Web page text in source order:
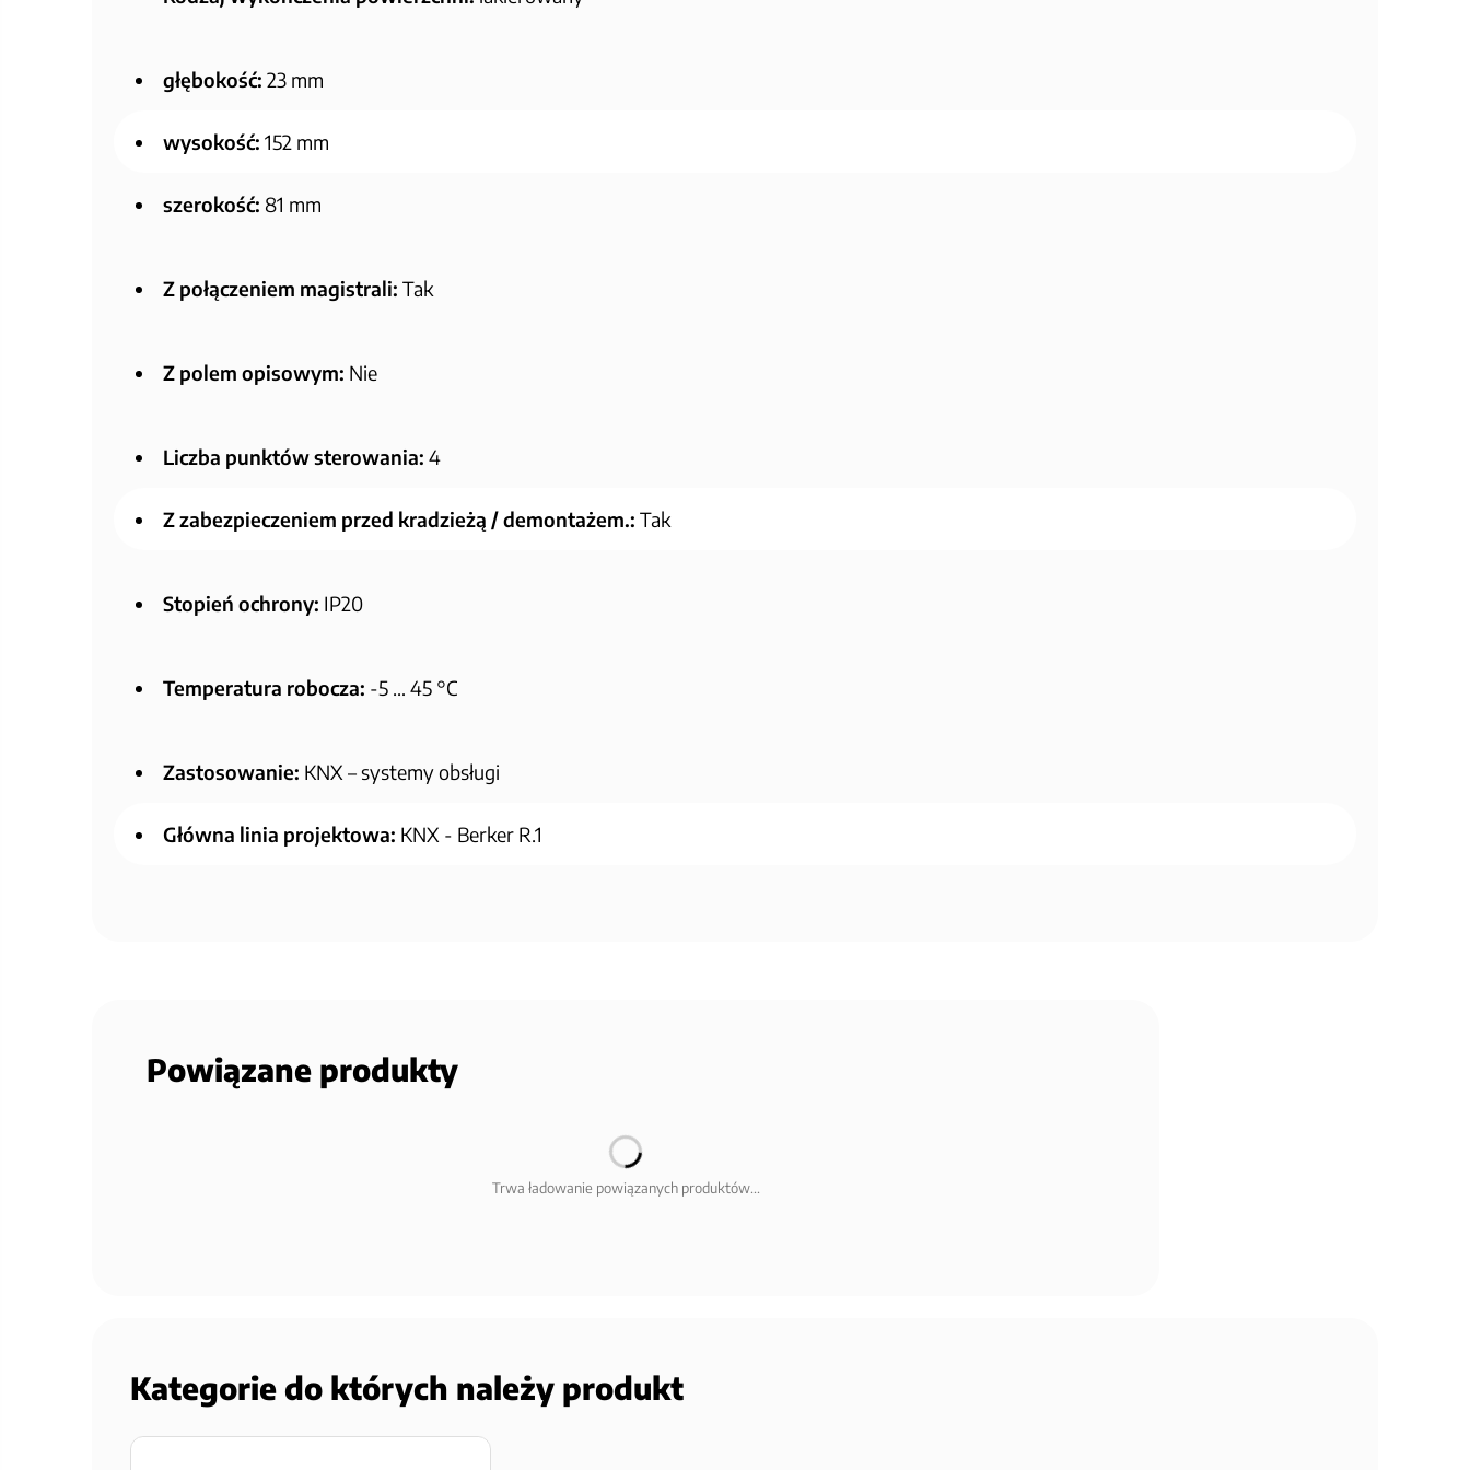
głębokość: 23 mm
wysokość: 152 mm
szerokość: 81 mm
Z połączeniem magistrali: Tak
Z polem opisowym: Nie
Liczba punktów sterowania: 4
Z zabezpieczeniem przed kradzieżą / demontażem.: Tak
Stopień ochrony: IP20
Temperatura robocza: -5 … 45 °C
Zastosowanie: KNX – systemy obsługi
Główna linia projektowa: KNX - Berker R.1
Powiązane produkty
Trwa ładowanie powiązanych produktów...
Kategorie do których należy produkt